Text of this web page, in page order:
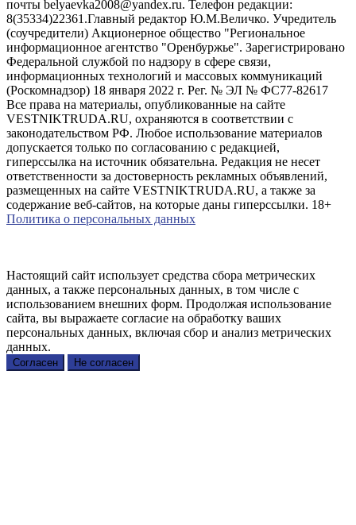
почты belyaevka2008@yandex.ru. Телефон редакции:
8(35334)22361.Главный редактор Ю.М.Величко. Учредитель
(соучредители) Акционерное общество "Региональное
информационное агентство "Оренбуржье". Зарегистрировано
Федеральной службой по надзору в сфере связи,
информационных технологий и массовых коммуникаций
(Роскомнадзор) 18 января 2022 г. Рег. № ЭЛ № ФС77-82617
Все права на материалы, опубликованные на сайте
VESTNIKTRUDA.RU, охраняются в соответствии с
законодательством РФ. Любое использование материалов
допускается только по согласованию с редакцией,
гиперссылка на источник обязательна. Редакция не несет
ответственности за достоверность рекламных объявлений,
размещенных на сайте VESTNIKTRUDA.RU, а также за
содержание веб-сайтов, на которые даны гиперссылки. 18+
Политика о персональных данных
Настоящий сайт использует средства сбора метрических
данных, а также персональных данных, в том числе с
использованием внешних форм. Продолжая использование
сайта, вы выражаете согласие на обработку ваших
персональных данных, включая сбор и анализ метрических
данных.
Согласен Не согласен